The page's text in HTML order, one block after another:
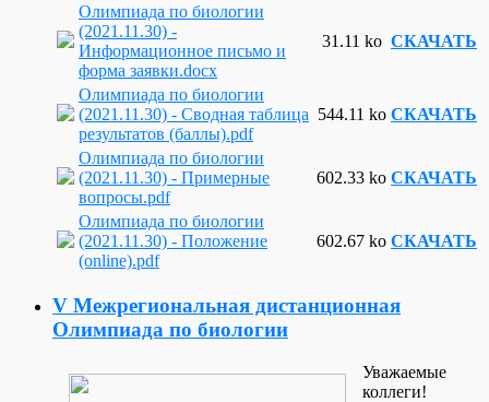
Олимпиада по биологии
(2021.11.30) -
Информационное письмо и
форма заявки.docx
31.11 ko СКАЧАТЬ
Олимпиада по биологии
(2021.11.30) - Сводная таблица
результатов (баллы).pdf
544.11 ko СКАЧАТЬ
Олимпиада по биологии
(2021.11.30) - Примерные
вопросы.pdf
602.33 ko СКАЧАТЬ
Олимпиада по биологии
(2021.11.30) - Положение
(online).pdf
602.67 ko СКАЧАТЬ
V Межрегиональная дистанционная
Олимпиада по биологии
Уважаемые
коллеги!